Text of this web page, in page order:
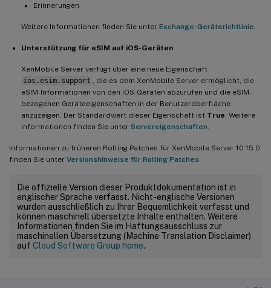
Erinnerungen
Weitere Informationen finden Sie unter Exchange-Geräterichtlinie
Unterstützung für eSIM auf iOS-Geräten
XenMobile Server verfügt über eine neue Eigenschaft
ios.esim.support
, die es dem XenMobile Server ermöglicht, die
eSIM-Informationen von den iOS-Geräten abzurufen und die eSIM-
bezogenen Geräteeigenschaften in der Benutzeroberfläche
anzuzeigen. Der Standardwert dieser Eigenschaft ist True . Weitere
Informationen finden Sie unter Servereigenschaften
Informationen zu früheren Rolling Patches für XenMobile Server 10.15.0
finden Sie unter Versionshinweise für Rolling Patches
Die offizielle Version dieser Produktdokumentation ist in
englischer Sprache verfasst. Nicht-englische Versionen
wurden ausschließlich zu Ihrer Bequemlichkeit verfasst und
können maschinell übersetzte Inhalte enthalten. Weitere
Informationen finden Sie im Haftungsausschluss zur
maschinellen Übersetzung (Machine Translation Disclaimer)
auf Cloud Software Group home.